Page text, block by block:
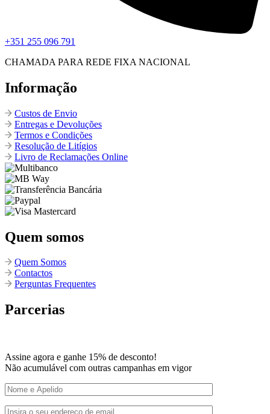
+351 255 096 791
CHAMADA PARA REDE FIXA NACIONAL
Informação
Custos de Envio
Entregas e Devoluções
Termos e Condições
Resolução de Litígios
Livro de Reclamações Online
Quem somos
Quem Somos
Contactos
Perguntas Frequentes
Parcerias
Assine agora e ganhe 15% de desconto!
Não acumulável com outras campanhas em vigor